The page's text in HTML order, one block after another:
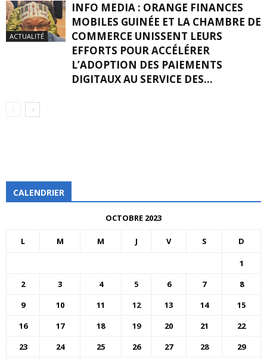
ACTUALITÉ
INFO MEDIA : ORANGE FINANCES
MOBILES GUINÉE ET LA CHAMBRE DE
COMMERCE UNISSENT LEURS
EFFORTS POUR ACCÉLÉRER
L’ADOPTION DES PAIEMENTS
DIGITAUX AU SERVICE DES...
CALENDRIER
OCTOBRE 2023
L M M J V S D
1
2
3 4 5 6 7
8
9
10 11 12 13 14
15
16
17 18 19 20 21
22
23
24 25 26 27 28
29